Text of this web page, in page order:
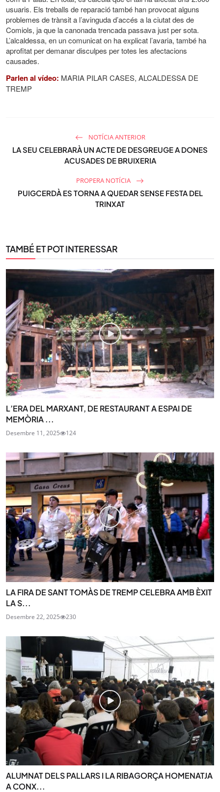
usuaris. Els treballs de reparació també han provocat alguns
problemes de trànsit a l’avinguda d’accés a la ciutat des de
Comiols, ja que la canonada trencada passava just per sota.
L’alcaldessa, en un comunicat on ha explicat l’avaria, també ha
aprofitat per demanar disculpes per totes les afectacions
causades.
Parlen al vídeo: MARIA PILAR CASES, ALCALDESSA DE
TREMP
NOTÍCIA ANTERIOR
LA SEU CELEBRARÀ UN ACTE DE DESGREUGE A DONES
ACUSADES DE BRUIXERIA
PROPERA NOTÍCIA
PUIGCERDÀ ES TORNA A QUEDAR SENSE FESTA DEL
TRINXAT
TAMBÉ ET POT INTERESSAR
L’ERA DEL MARXANT, DE RESTAURANT A ESPAI DE
MEMÒRIA ...
Desembre 11, 2025 124
LA FIRA DE SANT TOMÀS DE TREMP CELEBRA AMB ÈXIT
LA S...
Desembre 22, 2025 230
ALUMNAT DELS PALLARS I LA RIBAGORÇA HOMENATJA
A CONX...